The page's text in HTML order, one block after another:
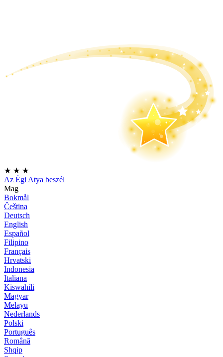
★ ★ ★
Az Égi Atya beszél
Mag
Bokmål
Čeština
Deutsch
English
Español
Filipino
Français
Hrvatski
Indonesia
Italiana
Kiswahili
Magyar
Melayu
Nederlands
Polski
Português
Română
Shqip